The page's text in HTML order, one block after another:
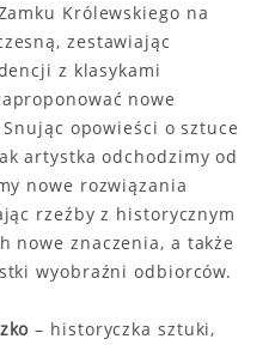
Królewskiego na
zestawiając
z klasykami
nowe
opowieści o sztuce
artystka odchodzimy od
nowe rozwiązania
rzeźby z historycznym
nowe znaczenia, a także
wyobraźni odbiorców.
– historyczka sztuki,